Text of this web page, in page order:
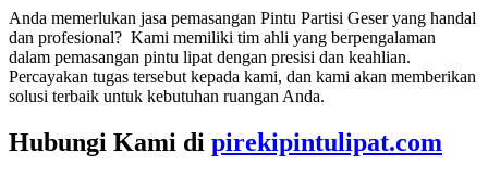
Anda memerlukan jasa pemasangan Pintu Partisi Geser yang handal
dan profesional? Kami memiliki tim ahli yang berpengalaman
dalam pemasangan pintu lipat dengan presisi dan keahlian.
Percayakan tugas tersebut kepada kami, dan kami akan memberikan
solusi terbaik untuk kebutuhan ruangan Anda.
Hubungi Kami di pirekipintulipat.com